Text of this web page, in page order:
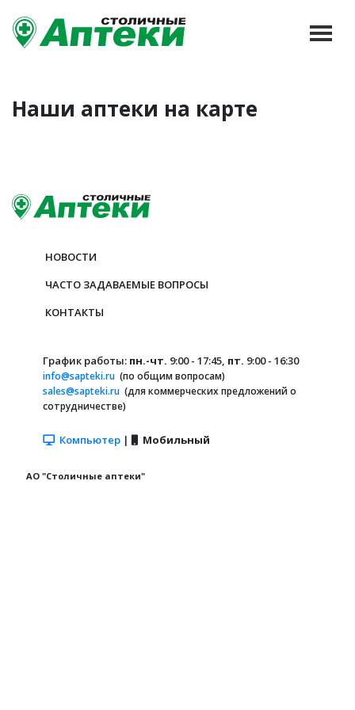
Наши аптеки на карте
НОВОСТИ
ЧАСТО ЗАДАВАЕМЫЕ ВОПРОСЫ
КОНТАКТЫ
График работы: пн.-чт. 9:00 - 17:45, пт. 9:00 - 16:30
info@sapteki.ru (по общим вопросам)
sales@sapteki.ru (для коммерческих предложений о
сотрудничестве)
Компьютер | Мобильный
АО "Столичные аптеки"